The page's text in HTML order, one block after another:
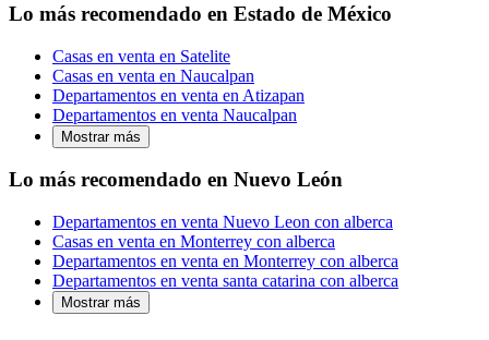
Lo más recomendado en Estado de México
Casas en venta en Satelite
Casas en venta en Naucalpan
Departamentos en venta en Atizapan
Departamentos en venta Naucalpan
Mostrar más
Lo más recomendado en Nuevo León
Departamentos en venta Nuevo Leon con alberca
Casas en venta en Monterrey con alberca
Departamentos en venta en Monterrey con alberca
Departamentos en venta santa catarina con alberca
Mostrar más